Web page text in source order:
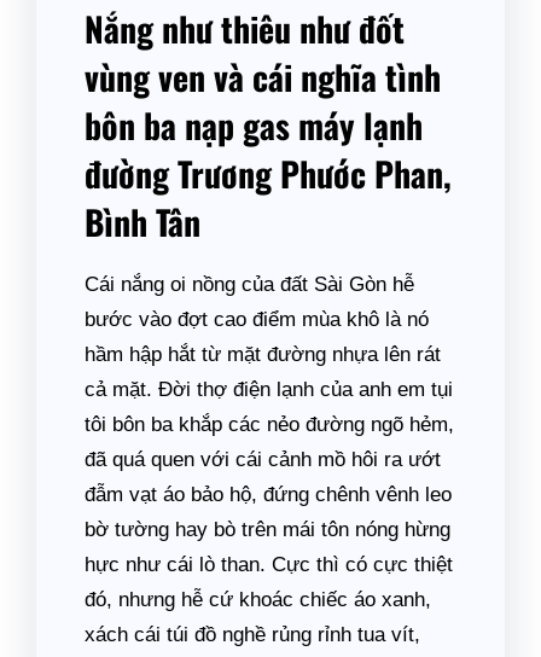
Nắng như thiêu như đốt
vùng ven và cái nghĩa tình
bôn ba nạp gas máy lạnh
đường Trương Phước Phan,
Bình Tân
Cái nắng oi nồng của đất Sài Gòn hễ
bước vào đợt cao điểm mùa khô là nó
hầm hập hắt từ mặt đường nhựa lên rát
cả mặt. Đời thợ điện lạnh của anh em tụi
tôi bôn ba khắp các nẻo đường ngõ hẻm,
đã quá quen với cái cảnh mồ hôi ra ướt
đẫm vạt áo bảo hộ, đứng chênh vênh leo
bờ tường hay bò trên mái tôn nóng hừng
hực như cái lò than. Cực thì có cực thiệt
đó, nhưng hễ cứ khoác chiếc áo xanh,
xách cái túi đồ nghề rủng rỉnh tua vít,